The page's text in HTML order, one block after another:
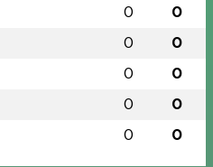
0 0
0 0
0 0
0 0
0 0